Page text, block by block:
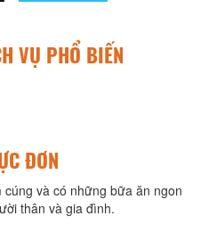
VỤ PHỔ BIẾN
ĐƠN
và có những bữa ăn ngon
thân và gia đình.